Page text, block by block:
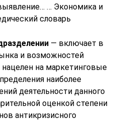
… Экономика и
словарь
— включает в
и возможностей
на маркетинговые
наиболее
деятельности данного
оценкой степени
антикризисного